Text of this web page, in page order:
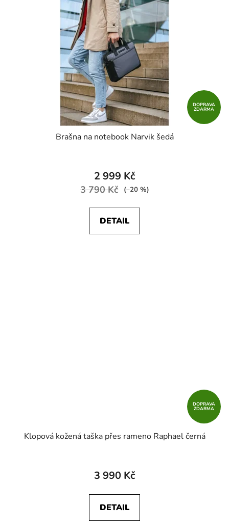
DOPRAVA
ZDARMA
Brašna na notebook Narvik šedá
2 999 Kč
3 790 Kč (–20 %)
DETAIL
DOPRAVA
ZDARMA
Klopová kožená taška přes rameno Raphael černá
3 990 Kč
DETAIL